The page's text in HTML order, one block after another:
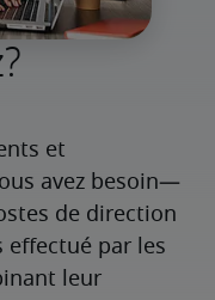
et
avez besoin—
de direction
par les
leur